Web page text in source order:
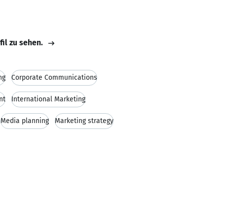
zu sehen.
Corporate Communications
International Marketing
Media planning Marketing strategy